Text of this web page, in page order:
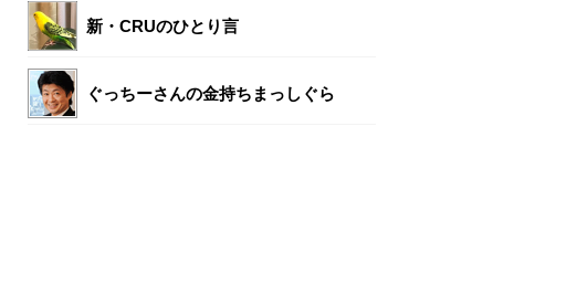
新・CRUのひとり言
ぐっちーさんの金持ちまっしぐら